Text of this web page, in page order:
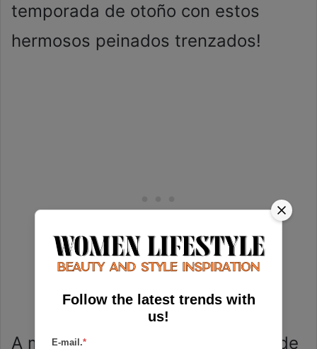
temporada de otoño con estos
hermosos peinados trenzados!
A medida que las hojas cambian de
Follow the latest trends with
us!
E-mail.*